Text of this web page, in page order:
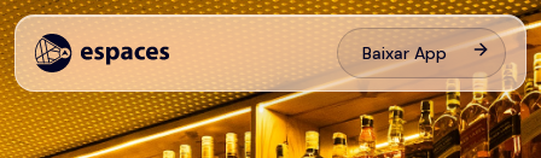
Baixar App